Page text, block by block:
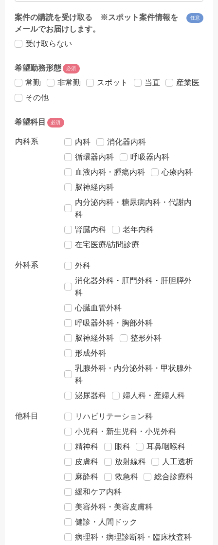
案件の購読を受け取る ※スポット案件情報を
メールでお届けします。
任意
受け取らない
希望勤務形態 必須
常勤 非常勤 スポット 当直
産業医
その他
希望科目 必須
内科系 内科
消化器内科
循環器内科
呼吸器内科
血液内科・腫瘍内科
心療内科
脳神経内科
内分泌内科・糖尿病内科・代謝内
科
腎臓内科
老年内科
在宅医療/訪問診療
外科系
外科
消化器外科・肛門外科・肝胆膵外
科
心臓血管外科
呼吸器外科・胸部外科
脳神経外科
整形外科
形成外科
乳腺外科・内分泌外科・甲状腺外
科
泌尿器科
婦人科・産婦人科
他科目
リハビリテーション科
小児科・新生児科・小児外科
精神科
眼科
耳鼻咽喉科
皮膚科
放射線科
人工透析
麻酔科
救急科
総合診療科
緩和ケア内科
美容外科・美容皮膚科
健診・人間ドック
病理科・病理診断科・臨床検査科